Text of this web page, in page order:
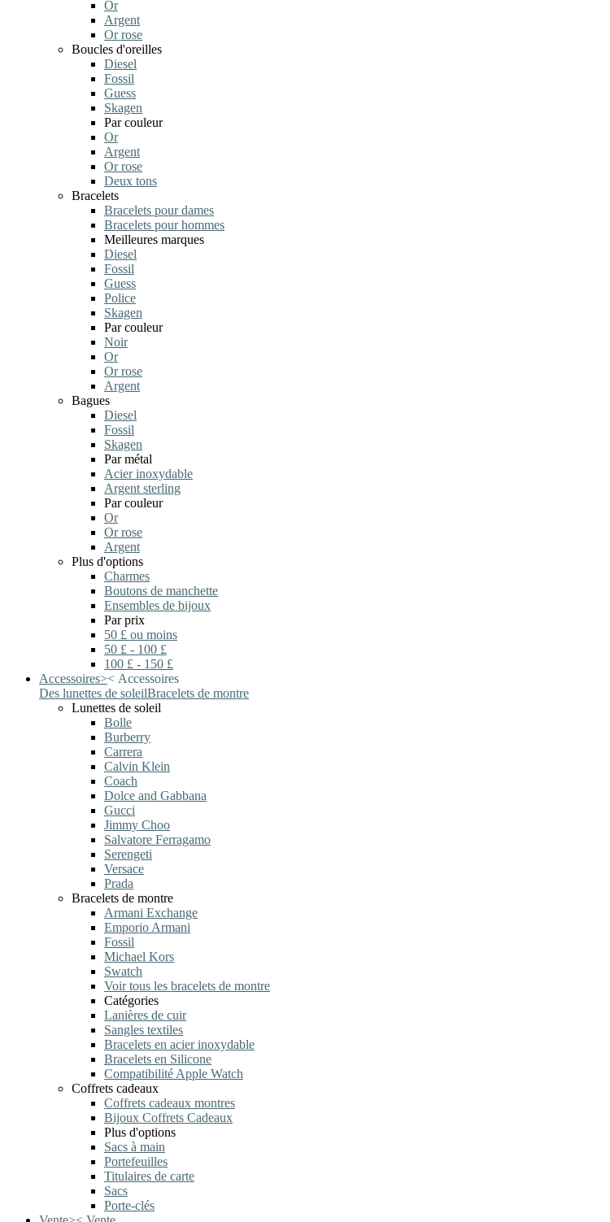
Or
Argent
Or rose
Boucles d'oreilles
Diesel
Fossil
Guess
Skagen
Par couleur
Or
Argent
Or rose
Deux tons
Bracelets
Bracelets pour dames
Bracelets pour hommes
Meilleures marques
Diesel
Fossil
Guess
Police
Skagen
Par couleur
Noir
Or
Or rose
Argent
Bagues
Diesel
Fossil
Skagen
Par métal
Acier inoxydable
Argent sterling
Par couleur
Or
Or rose
Argent
Plus d'options
Charmes
Boutons de manchette
Ensembles de bijoux
Par prix
50 £ ou moins
50 £ - 100 £
100 £ - 150 £
Accessoires>< Accessoires
Des lunettes de soleilBracelets de montre
Lunettes de soleil
Bolle
Burberry
Carrera
Calvin Klein
Coach
Dolce and Gabbana
Gucci
Jimmy Choo
Salvatore Ferragamo
Serengeti
Versace
Prada
Bracelets de montre
Armani Exchange
Emporio Armani
Fossil
Michael Kors
Swatch
Voir tous les bracelets de montre
Catégories
Lanières de cuir
Sangles textiles
Bracelets en acier inoxydable
Bracelets en Silicone
Compatibilité Apple Watch
Coffrets cadeaux
Coffrets cadeaux montres
Bijoux Coffrets Cadeaux
Plus d'options
Sacs à main
Portefeuilles
Titulaires de carte
Sacs
Porte-clés